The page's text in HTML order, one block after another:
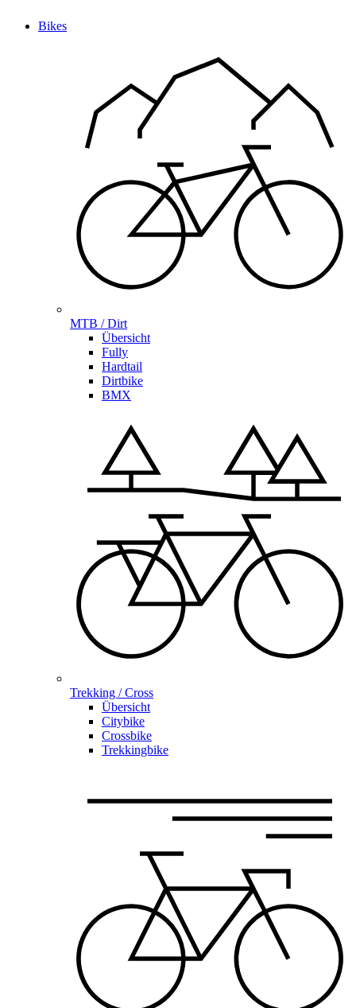
Bikes
MTB / Dirt
Übersicht
Fully
Hardtail
Dirtbike
BMX
Trekking / Cross
Übersicht
Citybike
Crossbike
Trekkingbike